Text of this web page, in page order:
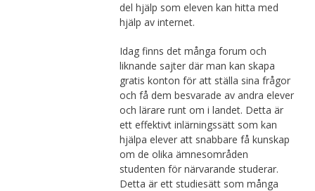
del hjälp som eleven kan hitta med
hjälp av internet.
Idag finns det många forum och
liknande sajter där man kan skapa
gratis konton för att ställa sina frågor
och få dem besvarade av andra elever
och lärare runt om i landet. Detta är
ett effektivt inlärningssätt som kan
hjälpa elever att snabbare få kunskap
om de olika ämnesområden
studenten för närvarande studerar.
Detta är ett studiesätt som många